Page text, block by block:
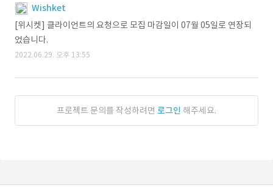
Wishket
[위시켓] 클라이언트의 요청으로 모집 마감일이 07월 05일로 연장되
었습니다.
2022.06.29. 오후 13:55
프로젝트 문의를 작성하려면 로그인 해주세요.